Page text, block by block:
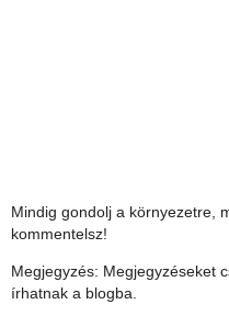
Mindig gondolj a környezetre,
kommentelsz!
Megjegyzés: Megjegyzéseket
írhatnak a blogba.